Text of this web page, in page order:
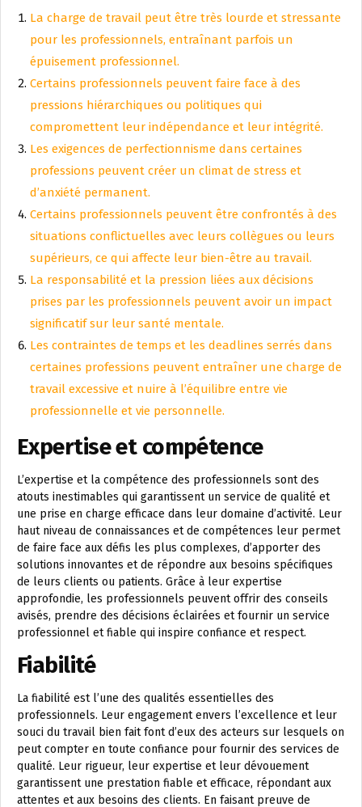
La charge de travail peut être très lourde et stressante
pour les professionnels, entraînant parfois un
épuisement professionnel.
Certains professionnels peuvent faire face à des
pressions hiérarchiques ou politiques qui
compromettent leur indépendance et leur intégrité.
Les exigences de perfectionnisme dans certaines
professions peuvent créer un climat de stress et
d’anxiété permanent.
Certains professionnels peuvent être confrontés à des
situations conflictuelles avec leurs collègues ou leurs
supérieurs, ce qui affecte leur bien-être au travail.
La responsabilité et la pression liées aux décisions
prises par les professionnels peuvent avoir un impact
significatif sur leur santé mentale.
Les contraintes de temps et les deadlines serrés dans
certaines professions peuvent entraîner une charge de
travail excessive et nuire à l’équilibre entre vie
professionnelle et vie personnelle.
Expertise et compétence
L’expertise et la compétence des professionnels sont des
atouts inestimables qui garantissent un service de qualité et
une prise en charge efficace dans leur domaine d’activité. Leur
haut niveau de connaissances et de compétences leur permet
de faire face aux défis les plus complexes, d’apporter des
solutions innovantes et de répondre aux besoins spécifiques
de leurs clients ou patients. Grâce à leur expertise
approfondie, les professionnels peuvent offrir des conseils
avisés, prendre des décisions éclairées et fournir un service
professionnel et fiable qui inspire confiance et respect.
Fiabilité
La fiabilité est l’une des qualités essentielles des
professionnels. Leur engagement envers l’excellence et leur
souci du travail bien fait font d’eux des acteurs sur lesquels on
peut compter en toute confiance pour fournir des services de
qualité. Leur rigueur, leur expertise et leur dévouement
garantissent une prestation fiable et efficace, répondant aux
attentes et aux besoins des clients. En faisant preuve de